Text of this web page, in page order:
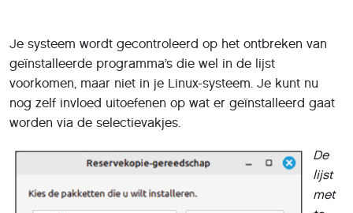
Je systeem wordt gecontroleerd op het ontbreken van
geïnstalleerde programma’s die wel in de lijst
voorkomen, maar niet in je Linux-systeem. Je kunt nu
nog zelf invloed uitoefenen op wat er geïnstalleerd gaat
worden via de selectievakjes.
De
lijst
met